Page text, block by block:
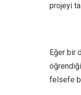
projeyi
Eğer bir
felsefe